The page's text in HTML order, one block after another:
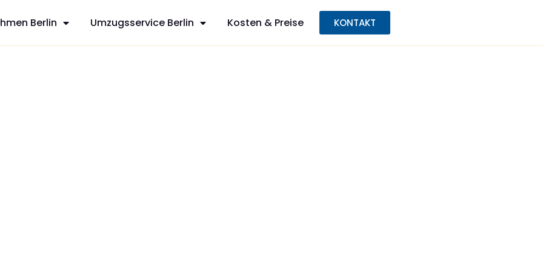
Berlin Umzugsservice Berlin Kosten & Preise KONTAKT